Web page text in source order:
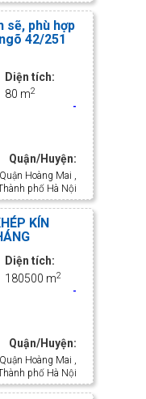
sẽ, phù hợp
42/251
Diện tích:
80 m2
-
Quận/Huyện:
Quận Hoàng Mai ,
phố Hà Nội
KÍN
Diện tích:
180500 m2
-
Quận/Huyện:
Quận Hoàng Mai ,
phố Hà Nội